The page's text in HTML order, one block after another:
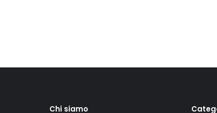
Chi siamo